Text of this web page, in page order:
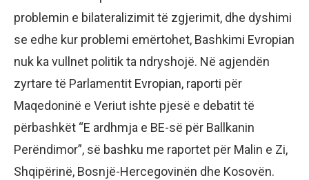
problemin e bilateralizimit të zgjerimit, dhe dyshimi
se edhe kur problemi emërtohet, Bashkimi Evropian
nuk ka vullnet politik ta ndryshojë. Në agjendën
zyrtare të Parlamentit Evropian, raporti për
Maqedoninë e Veriut ishte pjesë e debatit të
përbashkët “E ardhmja e BE-së për Ballkanin
Perëndimor”, së bashku me raportet për Malin e Zi,
Shqipërinë, Bosnjë-Hercegovinën dhe Kosovën.